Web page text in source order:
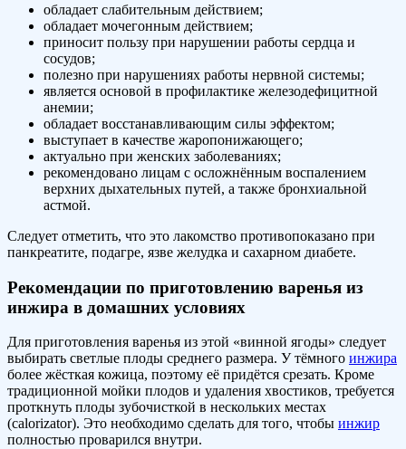
обладает слабительным действием;
обладает мочегонным действием;
приносит пользу при нарушении работы сердца и
сосудов;
полезно при нарушениях работы нервной системы;
является основой в профилактике железодефицитной
анемии;
обладает восстанавливающим силы эффектом;
выступает в качестве жаропонижающего;
актуально при женских заболеваниях;
рекомендовано лицам с осложнённым воспалением
верхних дыхательных путей, а также бронхиальной
астмой.
Следует отметить, что это лакомство противопоказано при
панкреатите, подагре, язве желудка и сахарном диабете.
Рекомендации по приготовлению варенья из
инжира в домашних условиях
Для приготовления варенья из этой «винной ягоды» следует
выбирать светлые плоды среднего размера. У тёмного инжира
более жёсткая кожица, поэтому её придётся срезать. Кроме
традиционной мойки плодов и удаления хвостиков, требуется
проткнуть плоды зубочисткой в нескольких местах
(calorizator). Это необходимо сделать для того, чтобы инжир
полностью проварился внутри.